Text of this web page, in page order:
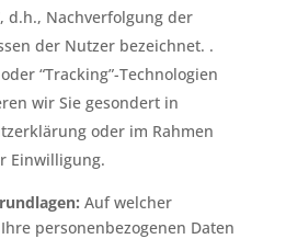
d.h., Nachverfolgung der
der Nutzer bezeichnet. .
“Tracking”-Technologien
wir Sie gesondert in
oder im Rahmen
Einwilligung.
Auf welcher
personenbezogenen Daten